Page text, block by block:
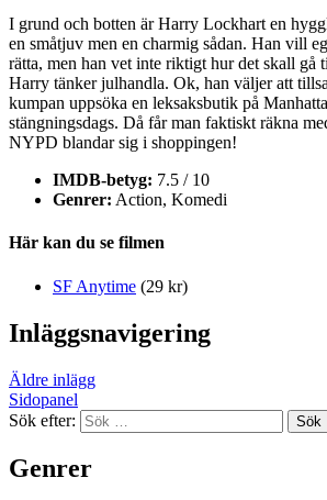
I grund och botten är Harry Lockhart en
en småtjuv men en charmig sådan. Han vill
rätta, men han vet inte riktigt hur det skall gå
Harry tänker julhandla. Ok, han väljer att
kumpan uppsöka en leksaksbutik på
stängningsdags. Då får man faktiskt räkna
NYPD blandar sig i shoppingen!
IMDB-betyg: 7.5 / 10
Genrer: Action, Komedi
Här kan du se filmen
SF Anytime (29 kr)
Inläggsnavigering
Äldre inlägg
Sidopanel
Sök efter:
Genrer